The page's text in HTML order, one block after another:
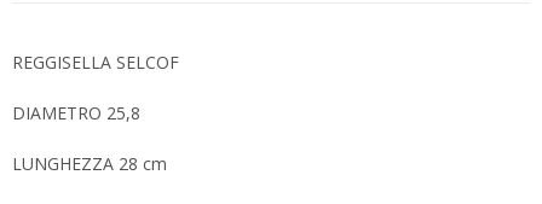
REGGISELLA SELCOF
DIAMETRO 25,8
LUNGHEZZA 28 cm